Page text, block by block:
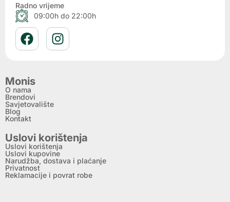
Radno vrijeme
09:00h do 22:00h
Monis
O nama
Brendovi
Savjetovalište
Blog
Kontakt
Uslovi korištenja
Uslovi korištenja
Uslovi kupovine
Narudžba, dostava i plaćanje
Privatnost
Reklamacije i povrat robe